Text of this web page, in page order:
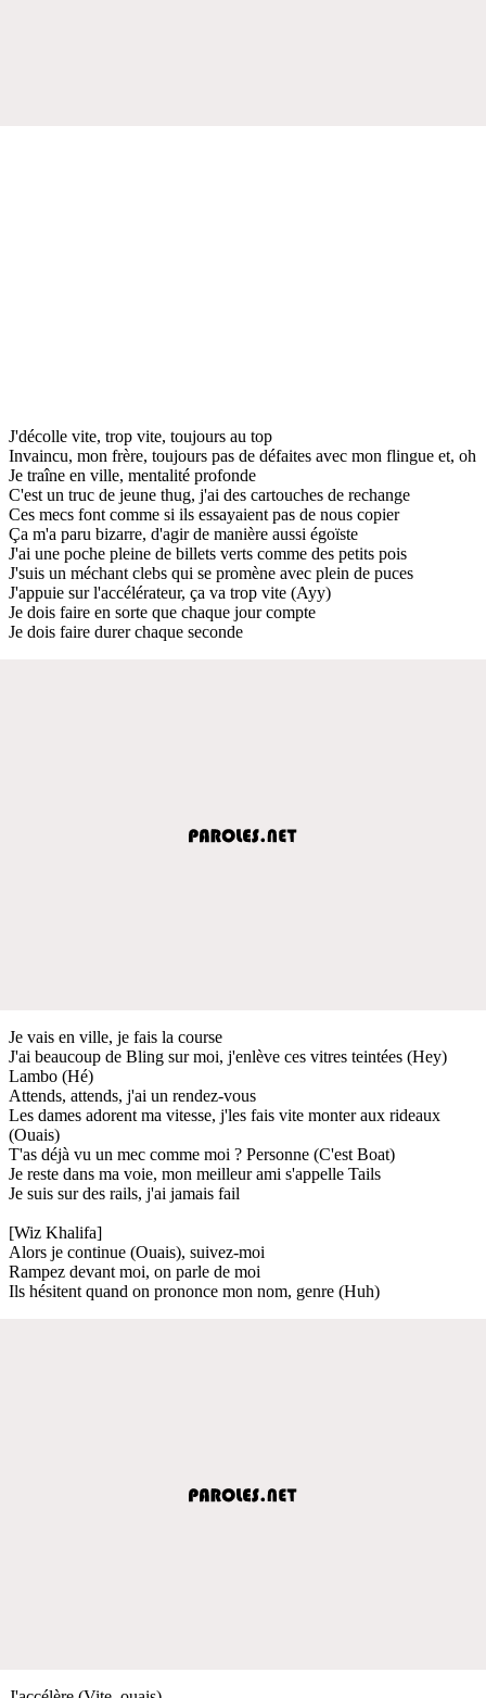
J'décolle vite, trop vite, toujours au top
Invaincu, mon frère, toujours pas de défaites avec mon flingue et, oh
Je traîne en ville, mentalité profonde
C'est un truc de jeune thug, j'ai des cartouches de rechange
Ces mecs font comme si ils essayaient pas de nous copier
Ça m'a paru bizarre, d'agir de manière aussi égoïste
J'ai une poche pleine de billets verts comme des petits pois
J'suis un méchant clebs qui se promène avec plein de puces
J'appuie sur l'accélérateur, ça va trop vite (Ayy)
Je dois faire en sorte que chaque jour compte
Je dois faire durer chaque seconde
Je vais en ville, je fais la course
J'ai beaucoup de Bling sur moi, j'enlève ces vitres teintées (Hey)
Lambo (Hé)
Attends, attends, j'ai un rendez-vous
Les dames adorent ma vitesse, j'les fais vite monter aux rideaux
(Ouais)
T'as déjà vu un mec comme moi ? Personne (C'est Boat)
Je reste dans ma voie, mon meilleur ami s'appelle Tails
Je suis sur des rails, j'ai jamais fail
[Wiz Khalifa]
Alors je continue (Ouais), suivez-moi
Rampez devant moi, on parle de moi
Ils hésitent quand on prononce mon nom, genre (Huh)